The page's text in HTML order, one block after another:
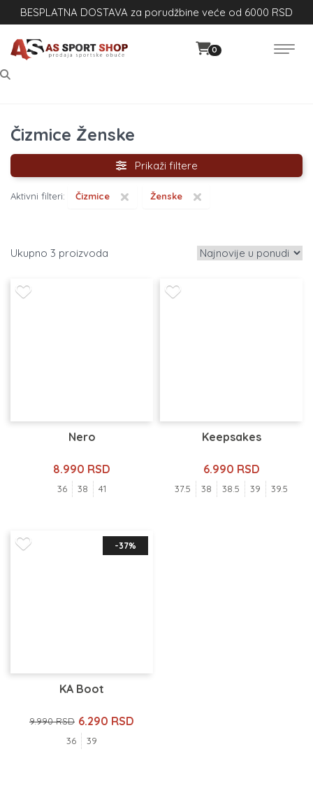
BESPLATNA DOSTAVA za porudžbine veće od 6000 RSD
0
Čizmice Ženske
Prikaži filtere
Aktivni filteri: ×
Čizmice ×
Ženske
3
Nero
8.990 RSD
36 38 41
Keepsakes
6.990 RSD
37.5 38 38.5 39 39.5
-37%
KA Boot
9.990 RSD 6.290 RSD
36 39